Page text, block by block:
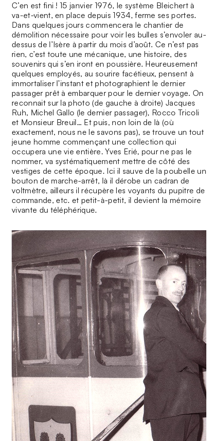
C’en est fini ! 15 janvier 1976, le système Bleichert à
va-et-vient, en place depuis 1934, ferme ses portes.
Dans quelques jours commencera le chantier de
démolition nécessaire pour voir les bulles s’envoler au-
dessus de l’Isère à partir du mois d’août. Ce n’est pas
rien, c’est toute une mécanique, une histoire, des
souvenirs qui s’en iront en poussière. Heureusement
quelques employés, au sourire facétieux, pensent à
immortaliser l’instant et photographient le dernier
passager prêt à embarquer pour le dernier voyage. On
reconnait sur la photo (de gauche à droite) Jacques
Ruh, Michel Gallo (le dernier passager), Rocco Tricoli
et Monsieur Breuil… Et puis, non loin de là (où
exactement, nous ne le savons pas), se trouve un tout
jeune homme commençant une collection qui
occupera une vie entière. Yves Erié, pour ne pas le
nommer, va systématiquement mettre de côté des
vestiges de cette époque. Ici il sauve de la poubelle un
bouton de marche-arrêt, là il dérobe un cadran de
voltmètre, ailleurs il récupère les voyants du pupitre de
commande, etc. et petit-à-petit, il devient la mémoire
vivante du téléphérique.